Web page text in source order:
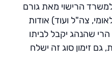
הרישוי מאת גורם
צה"ל ועוד) אודות
שהנהג יקבל לביתו
גם זימון סוג זה ישלח